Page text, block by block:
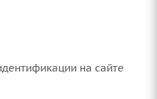
на сайте